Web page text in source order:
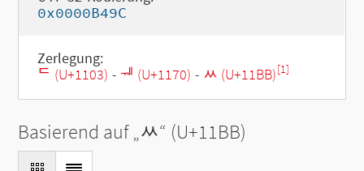
0x0000B49C
Zerlegung:
ᄃ (U+1103) - ᅰ (U+1170) - ᆻ (U+11BB)[1]
Basierend auf „ᆻ“ (U+11BB)